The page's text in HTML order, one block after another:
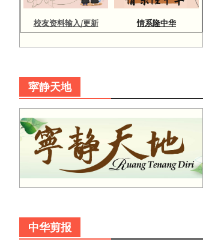
校友资料输入/更新 情系隆中华
寜静天地
中华剪报